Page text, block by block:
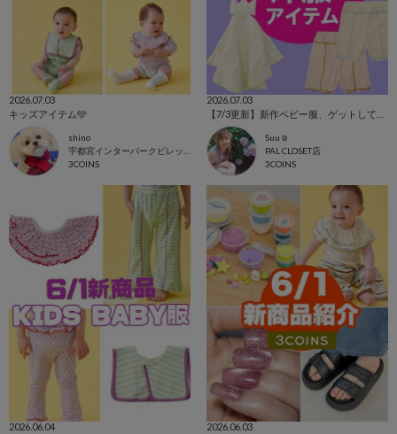
2026.07.03
キッズアイテム🩵
shino
3COINS
2026.07.03
Suu☺︎
PAL CLOSET店
3COINS
2026.06.04
2026.06.03